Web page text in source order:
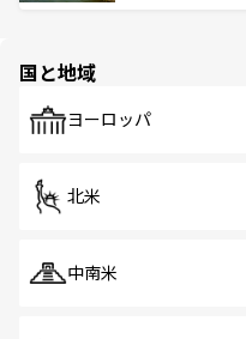
で、ホーカーズは
国と地域
ヨーロッパ
北米
中南米